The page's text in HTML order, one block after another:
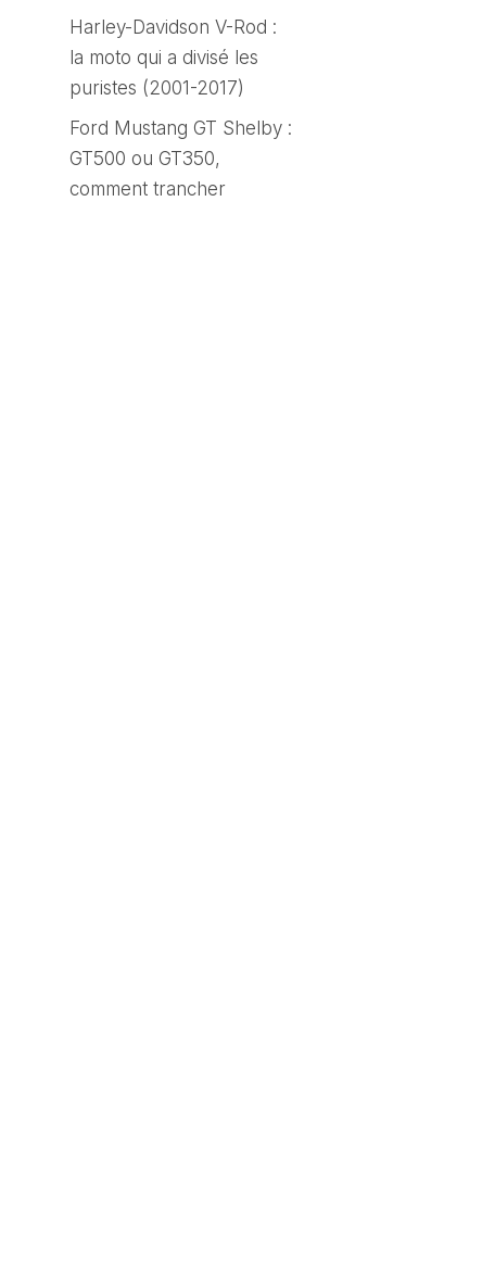
Harley-Davidson V-Rod :
la moto qui a divisé les
puristes (2001-2017)
Ford Mustang GT Shelby :
GT500 ou GT350,
comment trancher